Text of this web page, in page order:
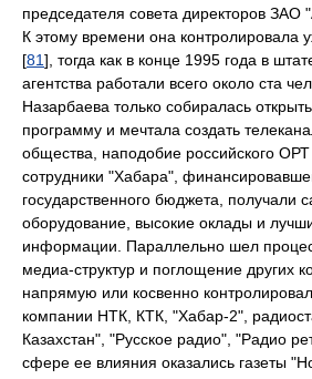
председателя совета директоров ЗАО
К этому времени она контролировала
[81], тогда как в конце 1995 года в
агентства работали всего около ста
Назарбаева только собиралась
программу и мечтала создать
общества, наподобие российского
сотрудники "Хабара",
государственного бюджета, получали
оборудование, высокие оклады и
информации. Параллельно шел
медиа-структур и поглощение других
напрямую или косвенно
компании НТК, КТК, "Хабар-2",
Казахстан", "Русское радио", "Радио
сфере ее влияния оказались газеты